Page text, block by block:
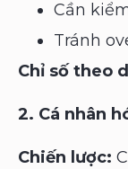
Cần
Tránh
Chỉ số theo
2. Cá nhân
Chiến lược: